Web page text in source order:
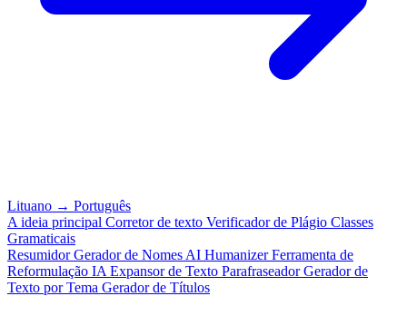
Lituano → Português
A ideia principal Corretor de texto Verificador de Plágio Classes
Gramaticais
ResumidorGerador de Nomes AI HumanizerFerramenta de
Reformulação IA Expansor de Texto ParafraseadorGerador de
Texto por Tema Gerador de Títulos